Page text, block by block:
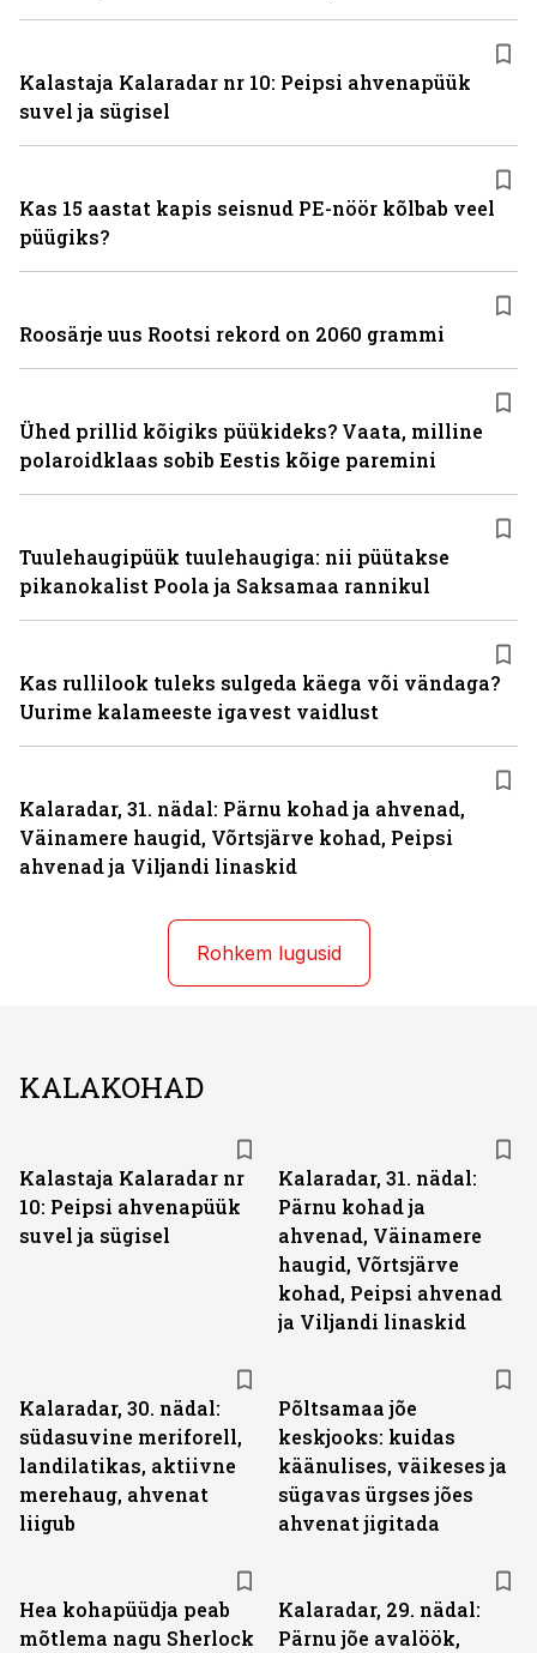
Kalastaja Kalaradar nr 10: Peipsi ahvenapüük
suvel ja sügisel
Kas 15 aastat kapis seisnud PE-nöör kõlbab veel
püügiks?
Roosärje uus Rootsi rekord on 2060 grammi
Ühed prillid kõigiks püükideks? Vaata, milline
polaroidklaas sobib Eestis kõige paremini
Tuulehaugipüük tuulehaugiga: nii püütakse
pikanokalist Poola ja Saksamaa rannikul
Kas rullilook tuleks sulgeda käega või vändaga?
Uurime kalameeste igavest vaidlust
Kalaradar, 31. nädal: Pärnu kohad ja ahvenad,
Väinamere haugid, Võrtsjärve kohad, Peipsi
ahvenad ja Viljandi linaskid
Rohkem lugusid
KALAKOHAD
Kalastaja Kalaradar nr
10: Peipsi ahvenapüük
suvel ja sügisel
Kalaradar, 31. nädal:
Pärnu kohad ja
ahvenad, Väinamere
haugid, Võrtsjärve
kohad, Peipsi ahvenad
ja Viljandi linaskid
Kalaradar, 30. nädal:
südasuvine meriforell,
landilatikas, aktiivne
merehaug, ahvenat
liigub
Põltsamaa jõe
keskjooks: kuidas
käänulises, väikeses ja
sügavas ürgses jões
ahvenat jigitada
Hea kohapüüdja peab
mõtlema nagu Sherlock
Kalaradar, 29. nädal:
Pärnu jõe avalöök,